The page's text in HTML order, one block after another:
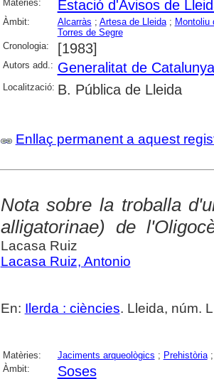
Matèries: Estació d'Avisos de
Àmbit: Alcarràs ; Artesa de Lleida; Montoliu
Torres de Segre
Cronologia:
[1983]
Autors add.: Generalitat de Catalunya
Localització: B. Pública de Lleida
Enllaç permanent a aquest
Nota sobre la troballa
alligatorinae) de
Lacasa Ruiz
Lacasa Ruiz, Antonio
En: Ilerda : ciències. Lleida, núm.
Matèries: Jaciments arqueològics ; Prehistòria
Àmbit:
Soses